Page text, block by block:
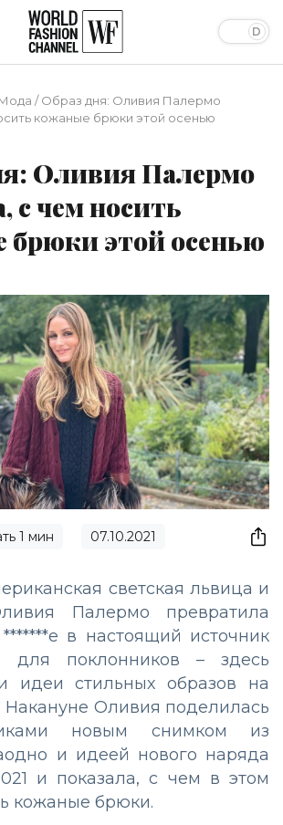
/Образ дня: Оливия Палермо
кожаные брюки этой осенью
Оливия Палермо
с чем носить
этой осенью
1 мин 07.10.2021
светская львица и
Палермо превратила
в настоящий источник
для поклонников – здесь
идеи стильных образов на
Накануне Оливия поделилась
новым снимком из
и идеей нового наряда
и показала, с чем в этом
кожаные брюки.